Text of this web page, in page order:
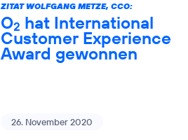
ZITAT WOLFGANG METZE, CCO:
O2 hat International
Customer Experience
Award gewonnen
26. November 2020